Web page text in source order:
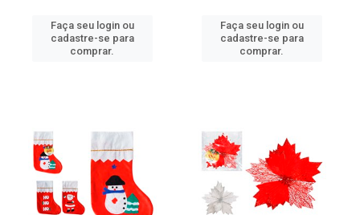
Faça seu login ou
cadastre-se para
comprar.
Faça seu login ou
cadastre-se para
comprar.